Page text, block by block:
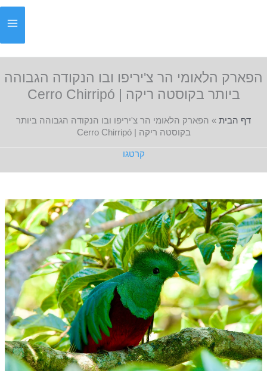
הפארק הלאומי הר צ'יריפו ובו הנקודה הגבוהה
ביותר בקוסטה ריקה | Cerro Chirripó
דף הבית » הפארק הלאומי הר צ'יריפו ובו הנקודה הגבוהה ביותר
בקוסטה ריקה | Cerro Chirripó
קרטגו